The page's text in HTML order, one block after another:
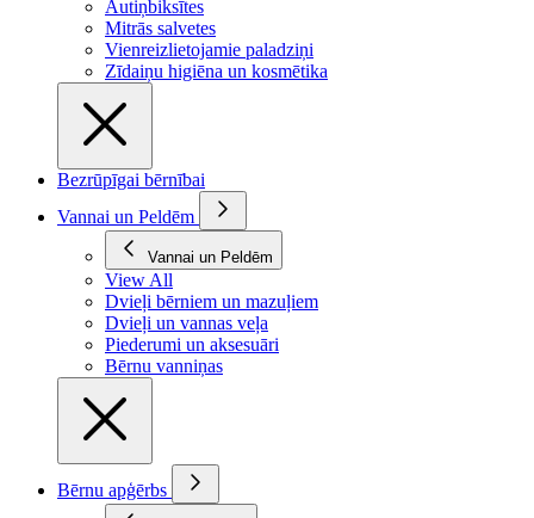
Autiņbiksītes
Mitrās salvetes
Vienreizlietojamie paladziņi
Zīdaiņu higiēna un kosmētika
Bezrūpīgai bērnībai
Vannai un Peldēm
Vannai un Peldēm
View All
Dvieļi bērniem un mazuļiem
Dvieļi un vannas veļa
Piederumi un aksesuāri
Bērnu vanniņas
Bērnu apģērbs